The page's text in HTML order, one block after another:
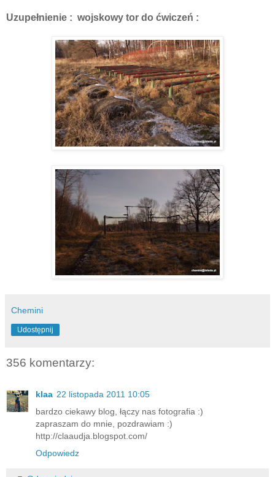
Uzupełnienie : wojskowy tor do ćwiczeń :
Chemini
Udostępnij
356 komentarzy:
klaa 22 listopada 2011 10:05
bardzo ciekawy blog, łączy nas fotografia :)
zapraszam do mnie, pozdrawiam :)
http://claaudja.blogspot.com/
Odpowiedz